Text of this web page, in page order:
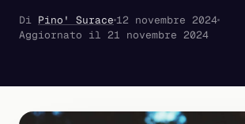
Di Pino' Surace 12 novembre 2024
Aggiornato il 21 novembre 2024